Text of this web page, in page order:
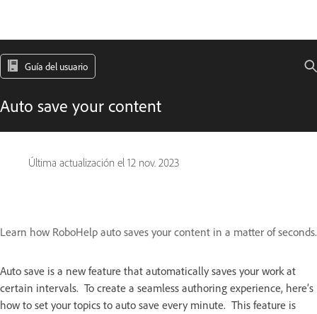
Guía del usuario
Auto save your content
Última actualización el 12 nov. 2023
Learn how RoboHelp auto saves your content in a matter of seconds.
Auto save is a new feature that automatically saves your work at
certain intervals. To create a seamless authoring experience, here’s
how to set your topics to auto save every minute. This feature is